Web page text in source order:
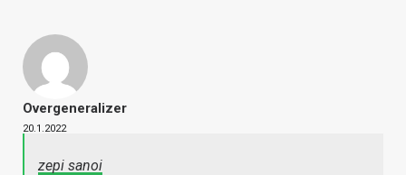
Overgeneralizer
20.1.2022
zepi sanoi